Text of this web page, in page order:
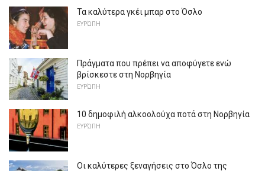
Τα καλύτερα γκέι μπαρ στο Όσλο
ΕΥΡΏΠΗ
Πράγματα που πρέπει να αποφύγετε ενώ
βρίσκεστε στη Νορβηγία
ΕΥΡΏΠΗ
10 δημοφιλή αλκοολούχα ποτά στη Νορβηγία
ΕΥΡΏΠΗ
Οι καλύτερες ξεναγήσεις στο Όσλο της